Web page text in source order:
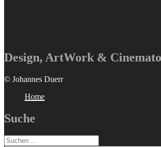
Design, ArtWork &
© Johannes Duerr
Home
Suche
Suchen